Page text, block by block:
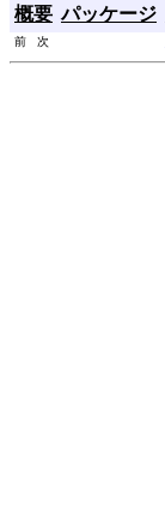
概要 パッケージ
前 次